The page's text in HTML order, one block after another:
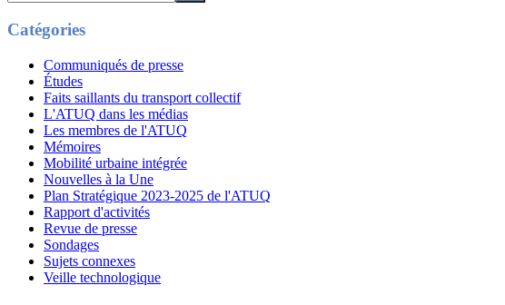
Catégories
Communiqués de presse
Études
Faits saillants du transport collectif
L'ATUQ dans les médias
Les membres de l'ATUQ
Mémoires
Mobilité urbaine intégrée
Nouvelles à la Une
Plan Stratégique 2023-2025 de l'ATUQ
Rapport d'activités
Revue de presse
Sondages
Sujets connexes
Veille technologique